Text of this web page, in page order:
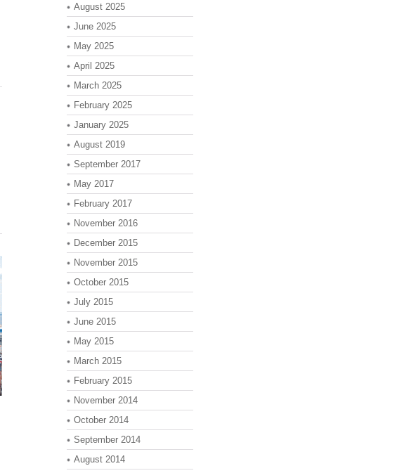
August 2025
June 2025
May 2025
April 2025
March 2025
February 2025
January 2025
August 2019
September 2017
May 2017
February 2017
November 2016
December 2015
November 2015
October 2015
July 2015
June 2015
May 2015
March 2015
February 2015
November 2014
October 2014
September 2014
August 2014